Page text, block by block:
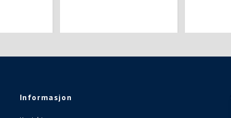
Informasjon